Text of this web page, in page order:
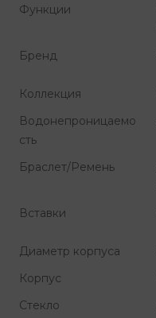
Функции
Бренд
Коллекция
Водонепроницаемо
сть
Браслет/Ремень
Вставки
Диаметр корпуса
Корпус
Стекло